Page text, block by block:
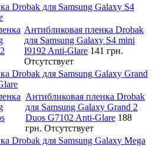
Drobak для Samsung Galaxy S4
Антибликовая пленка Drobak
для Samsung Galaxy S4 mini
I9192 Anti-Glare 141 грн.
Отсутствует
Drobak для Samsung Galaxy Grand
Антибликовая пленка Drobak
для Samsung Galaxy Grand 2
Duos G7102 Anti-Glare 188
грн. Отсутствует
Drobak для Samsung Galaxy Mega